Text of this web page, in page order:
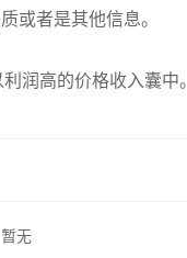
或者是其他信息。
润高的价格收入囊中。
暂无